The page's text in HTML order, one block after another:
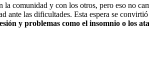
comunidad y con los otros, pero eso no
ante las dificultades. Esta espera se
y problemas como el insomnio o los